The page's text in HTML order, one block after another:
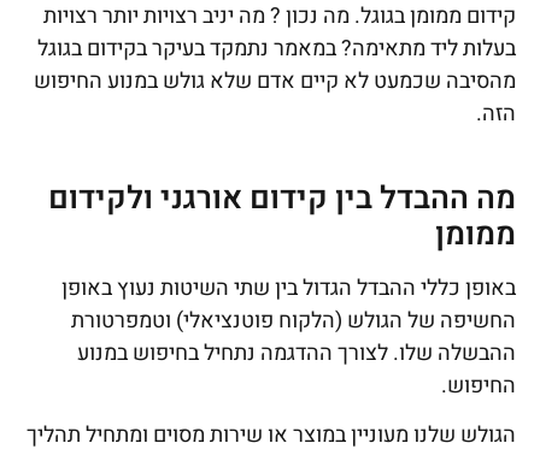
קידום ממומן בגוגל. מה נכון ? מה יניב רצויות יותר רצויות
בעלות ליד מתאימה? במאמר נתמקד בעיקר בקידום בגוגל
מהסיבה שכמעט לא קיים אדם שלא גולש במנוע החיפוש
הזה.
מה ההבדל בין קידום אורגני ולקידום
ממומן
באופן כללי ההבדל הגדול בין שתי השיטות נעוץ באופן
החשיפה של הגולש (הלקוח פוטנציאלי) וטמפרטורת
ההבשלה שלו. לצורך ההדגמה נתחיל בחיפוש במנוע
החיפוש.
הגולש שלנו מעוניין במוצר או שירות מסוים ומתחיל תהליך